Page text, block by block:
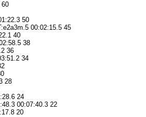
60
50
00:02:15.5 45
40
38
36
34
28
24
00:07:40.3 22
20